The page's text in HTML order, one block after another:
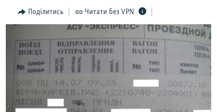
ВСЕ ЗА ДЕНЬ
ДЕПОРТАЦІЯ
ВІДЕОУРОКИ «ELIFBE»
СВІДЧЕННЯ ОКУПАЦІЇ
УКРАЇНСЬКА ПРОБЛЕМА КРИМУ
ЯК ОБІЙТИ БЛОКУВАННЯ
Русский
Qırımtatar
Поділитись Читати без VPN